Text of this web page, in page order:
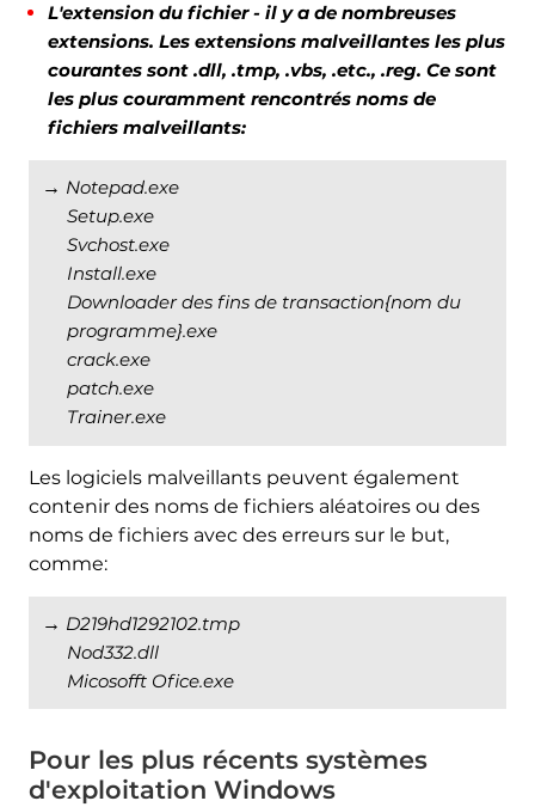
L'extension du fichier - il y a de nombreuses
extensions. Les extensions malveillantes les plus
courantes sont .dll, .tmp, .vbs, .etc., .reg. Ce sont
les plus couramment rencontrés noms de
fichiers malveillants:
→ Notepad.exe
Setup.exe
Svchost.exe
Install.exe
Downloader des fins de transaction{nom du
programme}.exe
crack.exe
patch.exe
Trainer.exe
Les logiciels malveillants peuvent également
contenir des noms de fichiers aléatoires ou des
noms de fichiers avec des erreurs sur le but,
comme:
→ D219hd1292102.tmp
Nod332.dll
Micosofft Ofice.exe
Pour les plus récents systèmes
d'exploitation Windows